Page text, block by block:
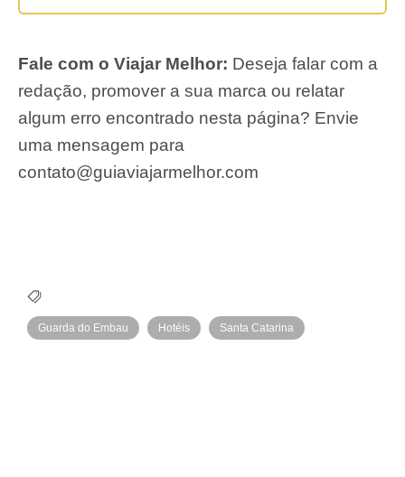
Fale com o Viajar Melhor: Deseja falar com a
redação, promover a sua marca ou relatar
algum erro encontrado nesta página? Envie
uma mensagem para
contato@guiaviajarmelhor.com
Guarda do Embau Hotéis Santa Catarina